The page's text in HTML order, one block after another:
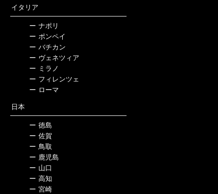
イタリア
ー ナポリ
ー ポンペイ
ー バチカン
ー ヴェネツィア
ー ミラノ
ー フィレンツェ
ー ローマ
日本
ー 徳島
ー 佐賀
ー 鳥取
ー 鹿児島
ー 山口
ー 高知
ー 宮崎